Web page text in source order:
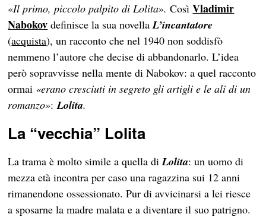
«Il primo, piccolo palpito di Lolita».CosìVladimir
Nabokov definisce la sua novellaL’incantatore
(acquista), un racconto che nel 1940 non soddisfò
nemmeno l’autore che decise di abbandonarlo. L’idea
però sopravvisse nella mente di Nabokov: a quel racconto
ormai «erano cresciuti in segreto gli artigli e le ali di un
romanzo»: Lolita.
La “vecchia” Lolita
La trama è molto simile a quella diLolita: un uomo di
mezza età incontra per caso una ragazzina sui 12 anni
rimanendone ossessionato. Pur di avvicinarsi a lei riesce
a sposarne la madre malata e a diventare il suo patrigno.